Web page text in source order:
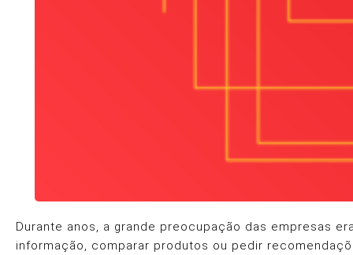
Durante anos, a grande preocupação das empresas
informação, comparar produtos ou pedir